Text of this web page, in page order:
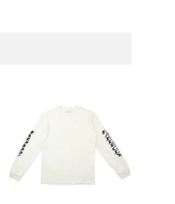
SKATEBOARDS
ンタ・スケートボード)